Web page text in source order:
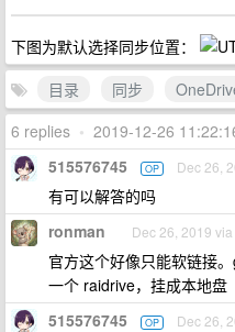
下图为默认选择同步位置：
目录
同步
6 replies • 2019-12-26
515576745 OP Dec 26,
有可以解答的吗
ronman Dec 26, 2019
官方这个好像只能软链接
一个 raidrive，挂成本地盘
515576745 OP Dec 26,